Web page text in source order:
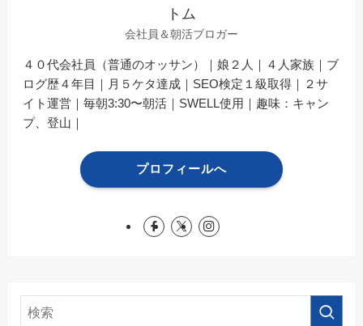
トム
会社員＆朝活ブロガー
４０代会社員（普通のオッサン）｜娘２人｜４人家族｜ブ
ログ歴４年目｜月５ケタ達成｜SEO検定１級取得｜２サ
イト運営｜毎朝3:30〜朝活｜SWELL使用｜趣味：キャン
プ、登山｜
プロフィールへ